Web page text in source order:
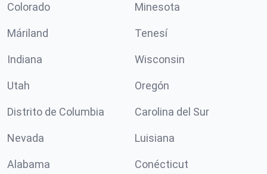
Colorado Minesota
Máriland Tenesí
Indiana Wisconsin
Utah Oregón
Distrito de Columbia Carolina del Sur
Nevada Luisiana
Alabama Conécticut